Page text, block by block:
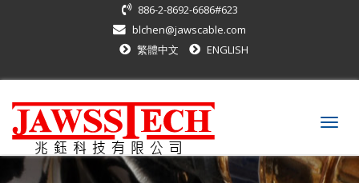
886-2-8692-6686#623
blchen@jawscable.com
繁體中文
ENGLISH